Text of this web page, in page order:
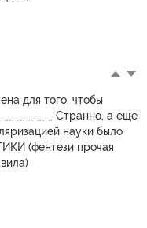
для того, чтобы
Странно, а еще
науки было
(фентези прочая